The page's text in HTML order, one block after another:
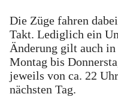
Die Züge fahren
Takt. Lediglich ein
Änderung gilt auch
Montag bis
jeweils von ca. 22
nächsten Tag.